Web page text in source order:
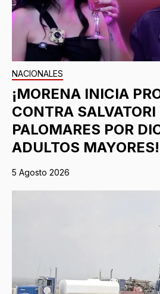
NACIONALES
¡MORENA INICIA
CONTRA SALVATORI
PALOMARES POR
ADULTOS MAYORES!
5 Agosto 2026